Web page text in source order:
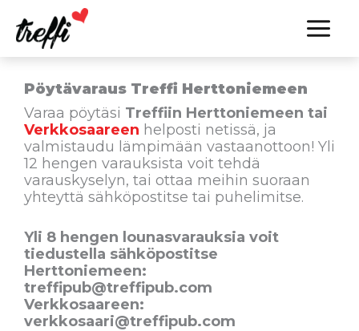
sisältöön
Pöytävaraus Treffi Herttoniemeen
Varaa pöytäsi Treffiin Herttoniemeen tai
Verkkosaareen helposti netissä, ja
valmistaudu lämpimään vastaanottoon! Yli
12 hengen varauksista voit tehdä
varauskyselyn, tai ottaa meihin suoraan
yhteyttä sähköpostitse tai puhelimitse.
Yli 8 hengen lounasvarauksia voit
tiedustella sähköpostitse
Herttoniemeen:
treffipub@treffipub.com
Verkkosaareen:
verkkosaari@treffipub.com